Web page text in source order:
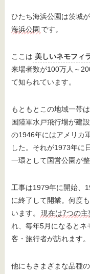
ひたち海浜公園は茨城
海浜公園 です。
ここは 美しいネモフィ
来場者数が100万人～
て知られています。
もともとこの地域一帯
国陸軍水戸飛行場が建
の1946年にはアメリカ
した。それが1973年に
一環として国営公園が
工事は1979年に開始、
に終了して開業。何度
います。
現在は7つの
れ、毎年5月になると
客・旅行者が訪れます。
他にもさまざまな品種